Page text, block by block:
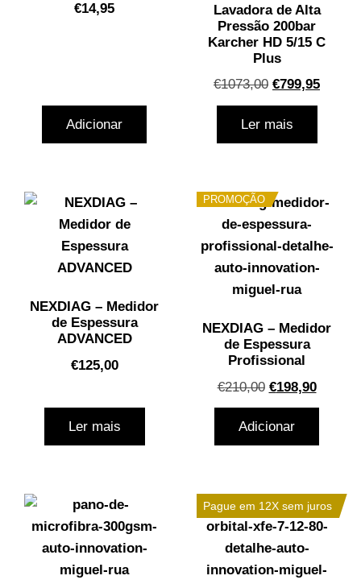
€14,95
Adicionar
Lavadora de Alta
Pressão 200bar
Karcher HD 5/15 C
Plus
€1073,00 €799,95
Ler mais
NEXDIAG – Medidor
de Espessura
ADVANCED
€125,00
Ler mais
PROMOÇÃO
NEXDIAG – Medidor
de Espessura
Profissional
€210,00 €198,90
Adicionar
Pague em 12X sem juros